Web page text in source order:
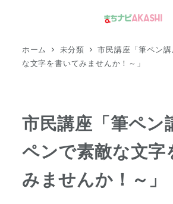
ホーム 未分類
市民講座「筆ペン
な文字を書いてみませんか！～」
市民講座「筆ペン
ペンで素敵な文字
みませんか！～」